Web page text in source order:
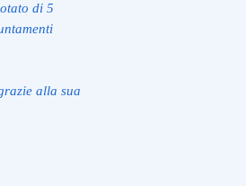
di 5
alla sua